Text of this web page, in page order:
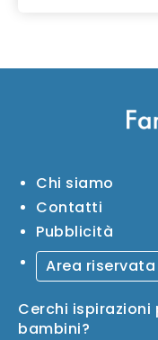
Chi siamo
Contatti
Pubblicità
Area riservata
Cerchi ispirazioni
bambini?